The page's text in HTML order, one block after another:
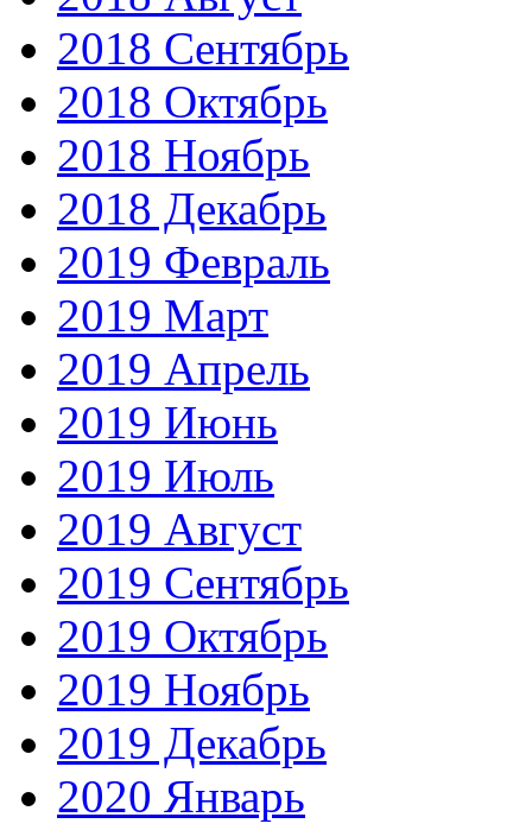
2018 Сентябрь
2018 Октябрь
2018 Ноябрь
2018 Декабрь
2019 Февраль
2019 Март
2019 Апрель
2019 Июнь
2019 Июль
2019 Август
2019 Сентябрь
2019 Октябрь
2019 Ноябрь
2019 Декабрь
2020 Январь